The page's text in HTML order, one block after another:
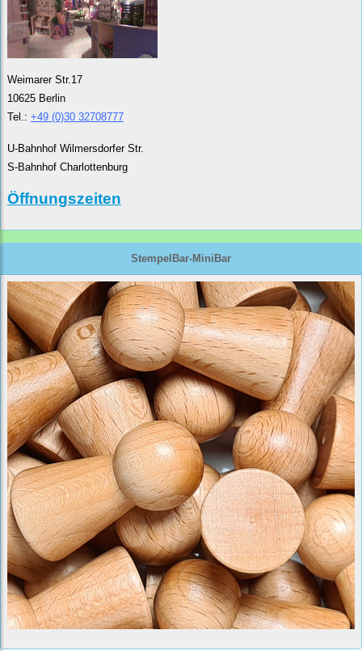
Weimarer Str.17
10625 Berlin
Tel.: +49 (0)30 32708777
U-Bahnhof Wilmersdorfer Str.
S-Bahnhof Charlottenburg
Öffnungszeiten
StempelBar-MiniBar